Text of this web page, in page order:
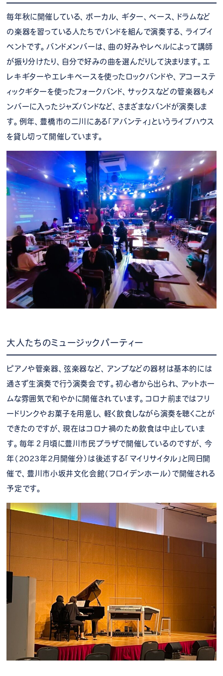
毎年秋に開催している、ボーカル、ギター、ベース、ドラムなど
の楽器を習っている人たちでバンドを組んで演奏する、ライブイ
ベントです。バンドメンバーは、曲の好みやレベルによって講師
が振り分けたり、自分で好みの曲を選んだりして決まります。エ
レキギターやエレキベースを使ったロックバンドや、アコーステ
ィックギターを使ったフォークバンド、サックスなどの管楽器もメ
ンバーに入ったジャズバンドなど、さまざまなバンドが演奏しま
す。例年、豊橋市の二川にある「アバンティ」というライブハウス
を貸し切って開催しています。
大人たちのミュージックパーティー
ピアノや管楽器、弦楽器など、アンプなどの器材は基本的には
通さず生演奏で行う演奏会です。初心者から出られ、アットホー
ムな雰囲気で和やかに開催されています。コロナ前まではフリ
ードリンクやお菓子を用意し、軽く飲食しながら演奏を聴くことが
できたのですが、現在はコロナ禍のため飲食は中止していま
す。毎年２月頃に豊川市民プラザで開催しているのですが、今
年（2023年2月開催分）は後述する「マイリサイタル」と同日開
催で、豊川市小坂井文化会館（フロイデンホール）で開催される
予定です。